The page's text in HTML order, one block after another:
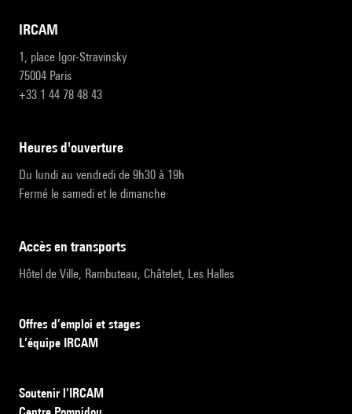
IRCAM
1, place Igor-Stravinsky
75004 Paris
+33 1 44 78 48 43
heures d'ouverture
Du lundi au vendredi de 9h30 à 19h
Fermé le samedi et le dimanche
accès en transports
Hôtel de Ville, Rambuteau, Châtelet, Les Halles
Offres d’emploi et stages
L’équipe IRCAM
Soutenir l’IRCAM